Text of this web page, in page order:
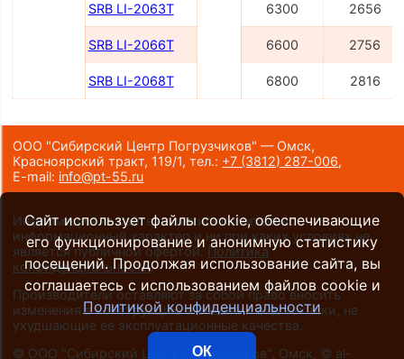
SRB LI-2063Т 6300 2656
SRB LI-2066Т 6600 2756
SRB LI-2068Т 6800 2816
ООО "Сибирский Центр Погрузчиков" — Омск,
Красноярский тракт, 119/1,тел.: +7 (3812) 287-006,
E-mail: info@pt-55.ru
Информация на сайте носит исключительно
информационный характер и ни при каких условиях не
является публичной офертой. Политика
конфиденциальности.
Производители оставляют за собой право вносить
изменения в конструкцию и внешний вид техники, не
ухудшающие ее эксплуатационные качества.
© ООО "Сибирский Центр Погрузчиков", Омск , © al-
Сайт использует файлы cookie, обеспечивающие
его функционирование и анонимную статистику
посещений. Продолжая использование сайта, вы
соглашаетесь с использованием файлов cookie и
Политикой конфиденциальности
ОК